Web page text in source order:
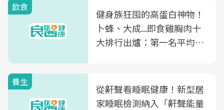
飲食
健身族狂囤的高蛋白神物！
卜蜂、大成...即食雞胸肉十
大排行出爐：第一名平均一
養生
從鼾聲看睡眠健康！新型居
家睡眠檢測納入「鼾聲能量